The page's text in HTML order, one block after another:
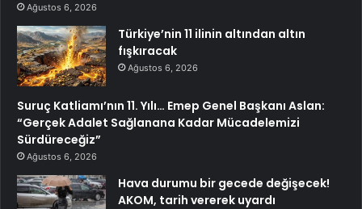
Ağustos 6, 2026
Türkiye’nin 11 ilinin altından altın
fışkıracak
Ağustos 6, 2026
Suruç Katliamı’nın 11. Yılı… Emep Genel Başkanı Aslan:
“Gerçek Adalet Sağlanana Kadar Mücadelemizi
Sürdüreceğiz”
Ağustos 6, 2026
Hava durumu bir gecede değişecek!
AKOM, tarih vererek uyardı